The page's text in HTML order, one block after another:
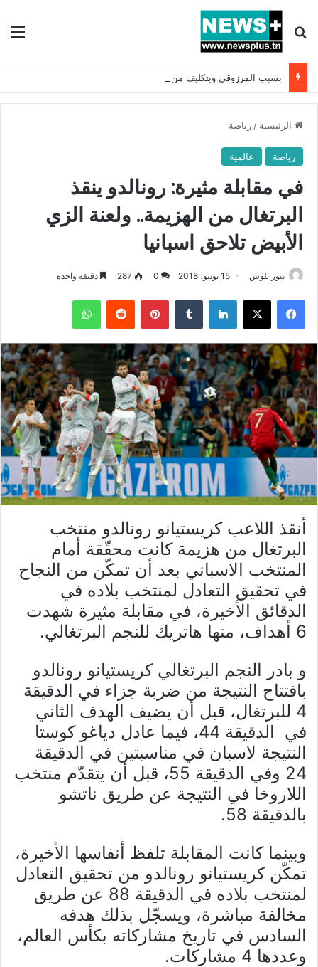
بحث عن
الرئيسية / رياضة
رياضة عالمية
في مقابلة مثيرة: رونالدو ينقذ
البرتغال من الهزيمة.. ولعنة الزي
الأبيض تلاحق اسبانيا
نيوز بلوس 15 يونيو، 2018 0
287 دقيقة واحدة
فيسبوك X لينكدإن بينتيريست واتساب
أنقذ اللاعب كريستيانو رونالدو منتخب
البرتغال من هزيمة كانت محقّقة أمام
المنتخب الاسباني بعد أن تمكّن من النجاح
في تحقيق التعادل لمنتخب بلاده في
الدقائق الأخيرة، في مقابلة مثيرة شهدت
6 أهداف، منها هاتريك للنجم البرتغالي.
و بادر النجم البرتغالي كريستيانو رونالدو
بافتتاح النتيجة من ضربة جزاء في الدقيقة
4 للبرتغال، قبل أن يضيف الهدف الثاني
في الدقيقة 44، فيما عادل دياغو كوستا
النتيجة لاسبان في مناسبتين في الدقيقة
24 وفي الدقيقة 55، قبل أن يتقدّم منتخب
اللاروخا في النتيجة عن طريق ناتشو
بالدقيقة 58.
وبينما كانت المقابلة تلفظ أنفاسها الأخيرة،
تمكّن كريستيانو رونالدو من تحقيق التعادل
لمنتخب بلاده في الدقيقة 88 عن طريق
مخالفة مباشرة، ويسجّل بذلك هدفه
السادس في تاريخ مشاركاته بكأس العالم،
وعددها 4 مشاركات.